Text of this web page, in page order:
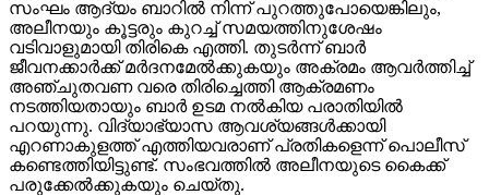
സംഘം ആദ്യം ബാറില്‍ നിന്ന് പുറത്തുപോയെങ്കിലും,
അലീനയും കൂട്ടരും കുറച്ച് സമയത്തിനുശേഷം
വടിവാളുമായി തിരികെ എത്തി. തുടര്‍ന്ന് ബാര്‍
ജീവനക്കാര്‍ക്ക് മര്‍ദനമേല്‍ക്കുകയും അക്രമം ആവര്‍ത്തിച്ച്
അഞ്ചുതവണ വരെ തിരിച്ചെത്തി ആക്രമണം
നടത്തിയതായും ബാര്‍ ഉടമ നല്‍കിയ പരാതിയില്‍
പറയുന്നു. വിദ്യാഭ്യാസ ആവശ്യങ്ങള്‍ക്കായി
എറണാകുളത്ത് എത്തിയവരാണ് പ്രതികളെന്ന് പൊലീസ്
കണ്ടെത്തിയിട്ടുണ്ട്. സംഭവത്തില്‍ അലീനയുടെ കൈക്ക്
പരുക്കേല്‍ക്കുകയും ചെയ്തു.